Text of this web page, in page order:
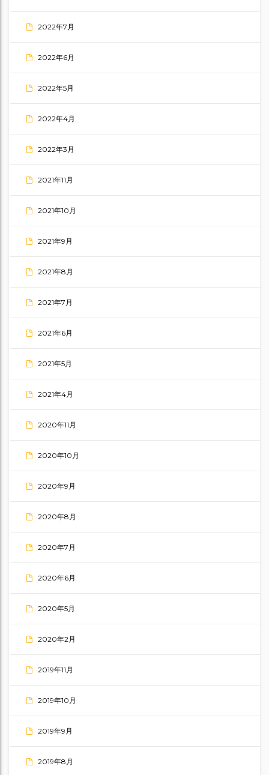
2022年7月
2022年6月
2022年5月
2022年4月
2022年3月
2021年11月
2021年10月
2021年9月
2021年8月
2021年7月
2021年6月
2021年5月
2021年4月
2020年11月
2020年10月
2020年9月
2020年8月
2020年7月
2020年6月
2020年5月
2020年2月
2019年11月
2019年10月
2019年9月
2019年8月